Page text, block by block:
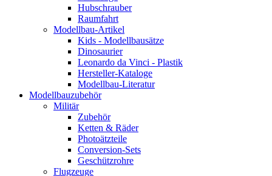
Hubschrauber
Raumfahrt
Modellbau-Artikel
Kids - Modellbausätze
Dinosaurier
Leonardo da Vinci - Plastik
Hersteller-Kataloge
Modellbau-Literatur
Modellbauzubehör
Militär
Zubehör
Ketten & Räder
Photoätzteile
Conversion-Sets
Geschützrohre
Flugzeuge